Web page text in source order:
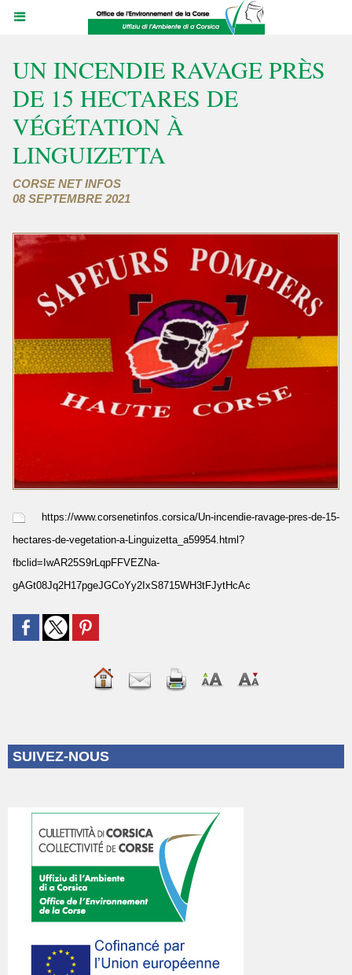
UN INCENDIE RAVAGE PRÈS
DE 15 HECTARES DE
VÉGÉTATION À
LINGUIZETTA
CORSE NET INFOS
08 SEPTEMBRE 2021
https://www.corsenetinfos.corsica/Un-incendie-ravage-pres-de-15-
hectares-de-vegetation-a-Linguizetta_a59954.html?
fbclid=IwAR25S9rLqpFFVEZNa-
gAGt08Jq2H17pgeJGCoYy2IxS8715WH3tFJytHcAc
SUIVEZ-NOUS